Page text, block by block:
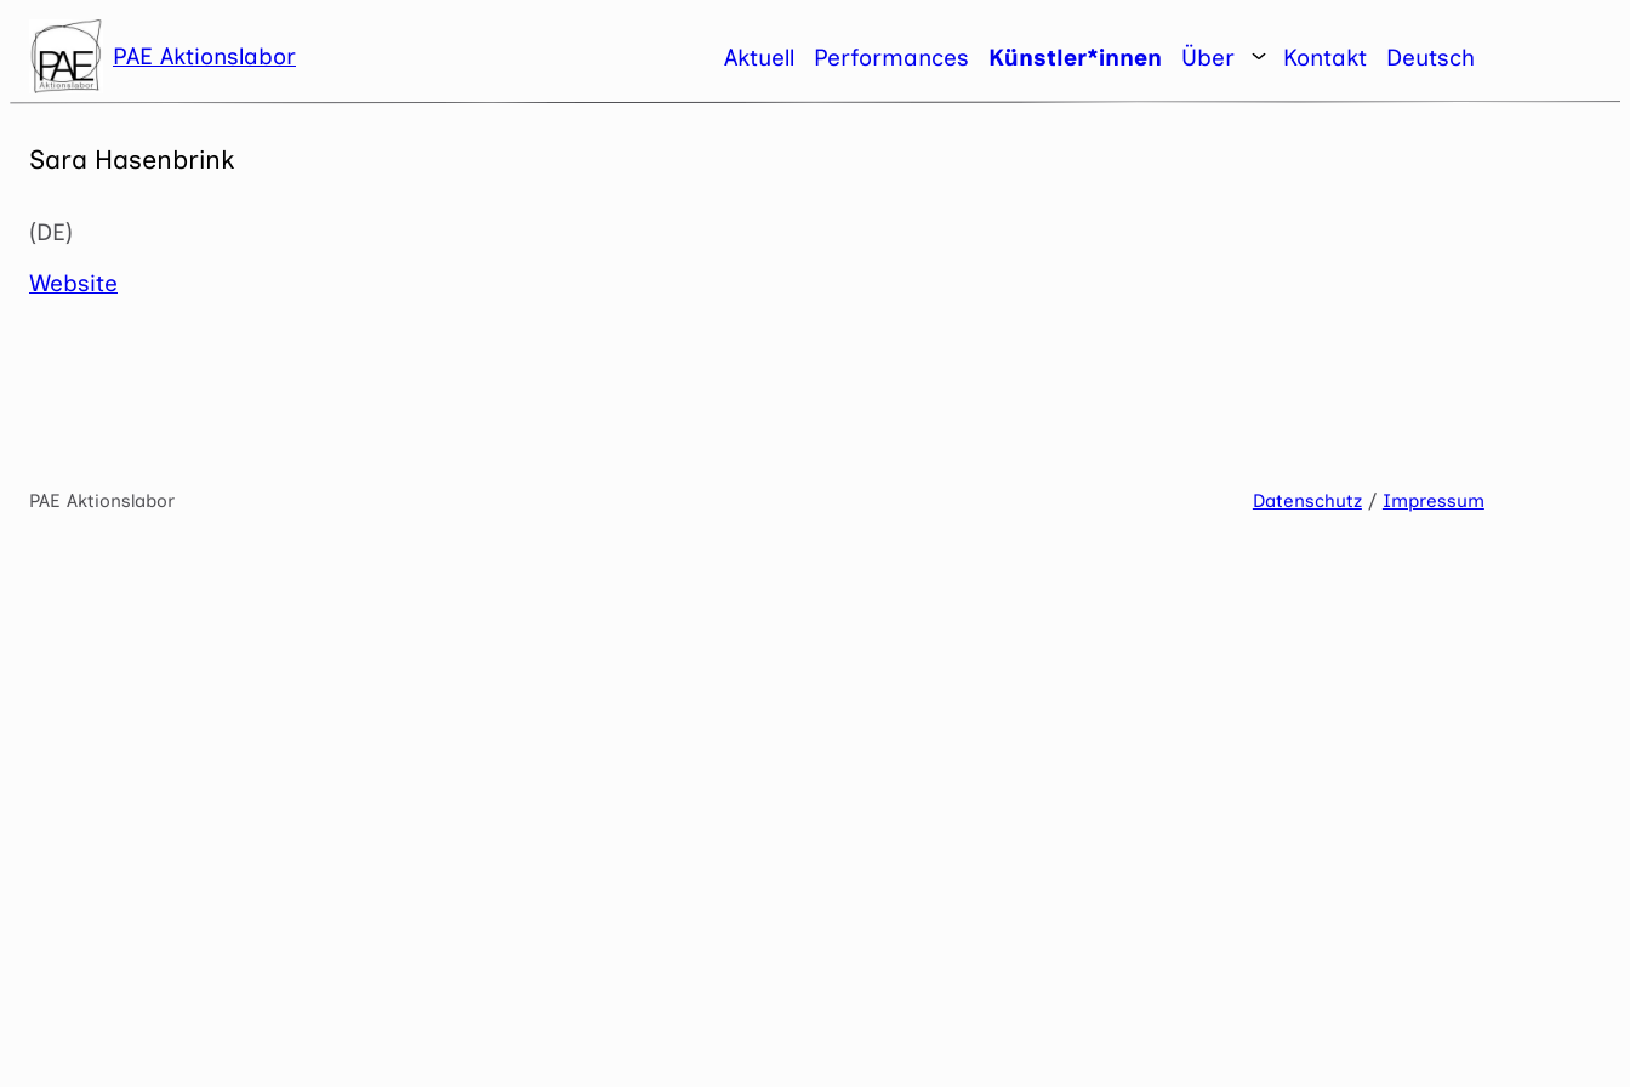
Zum
Inhalt
springen
PAE Aktionslabor Aktuell Performances Künstler*innen Über Kontakt Deutsch
Sara Hasenbrink
(DE)
Website
PAE Aktionslabor Datenschutz/ Impressum